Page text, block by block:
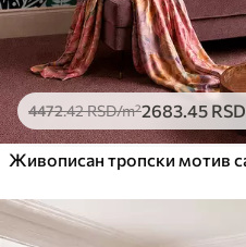
4472.42RSD/m²2683.45 RSD